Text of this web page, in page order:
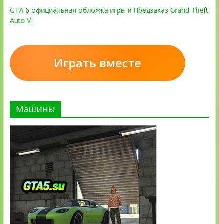
GTA 6 официальная обложка игры и Предзаказ Grand Theft
Auto VI
Играть вместе
Машины